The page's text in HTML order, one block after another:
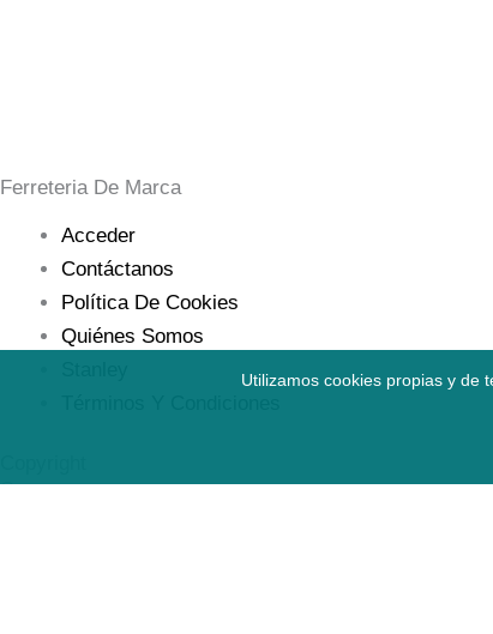
Ferreteria De Marca
Acceder
Contáctanos
Política De Cookies
Quiénes Somos
©
Utilizamos cookies propias y de